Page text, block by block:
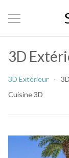
3D
3D Extérieur
Cuisine 3D